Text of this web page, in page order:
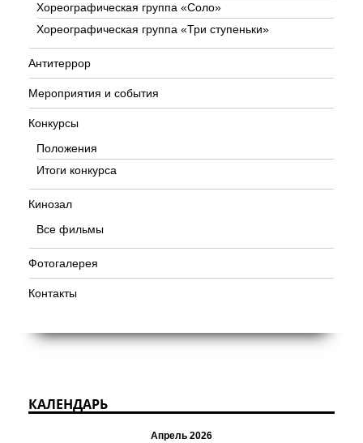
Хореографическая группа «Соло»
Хореографическая группа «Три ступеньки»
Антитеррор
Мероприятия и события
Конкурсы
Положения
Итоги конкурса
Кинозал
Все фильмы
Фотогалерея
Контакты
КАЛЕНДАРЬ
Апрель 2026